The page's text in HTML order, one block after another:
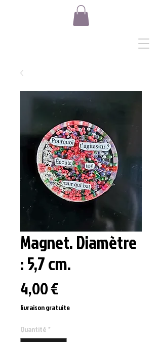
Magnet. Diamètre
: 5,7 cm.
4,00 €
livraison gratuite
Quantité *